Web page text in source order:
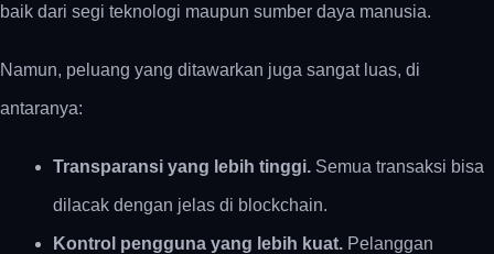
baik dari segi teknologi maupun sumber daya manusia.
Namun, peluang yang ditawarkan juga sangat luas, di
antaranya:
Transparansi yang lebih tinggi. Semua transaksi bisa
dilacak dengan jelas di blockchain.
Kontrol pengguna yang lebih kuat. Pelanggan